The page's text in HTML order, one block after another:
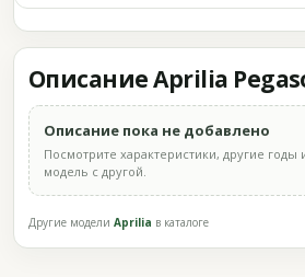
Описание Aprilia
Описание пока не добавлено
Посмотрите характеристики, другие годы
модель с другой.
Другие модели Aprilia в каталоге